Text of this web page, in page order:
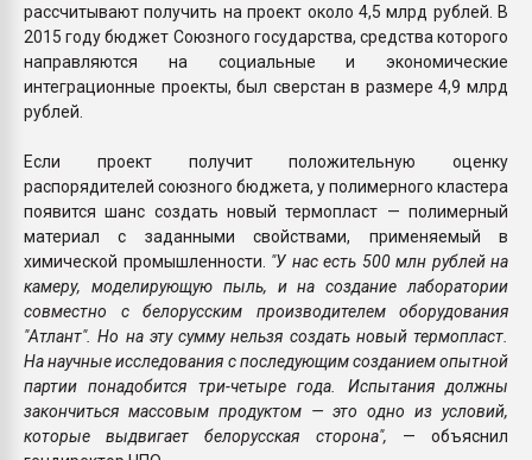
рассчитывают получить на проект около 4,5 млрд рублей. В
2015 году бюджет Союзного государства, средства которого
направляются на социальные и экономические
интеграционные проекты, был сверстан в размере 4,9 млрд
рублей.
Если проект получит положительную оценку
распорядителей союзного бюджета, у полимерного кластера
появится шанс создать новый термопласт — полимерный
материал с заданными свойствами, применяемый в
химической промышленности. "У нас есть 500 млн рублей на
камеру, моделирующую пыль, и на создание лаборатории
совместно с белорусским производителем оборудования
"Атлант". Но на эту сумму нельзя создать новый термопласт.
На научные исследования с последующим созданием опытной
партии понадобится три-четыре года. Испытания должны
закончиться массовым продуктом — это одно из условий,
которые выдвигает белорусская сторона", — объяснил